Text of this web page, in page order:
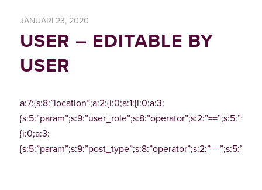
JANUARI 23, 2020
USER – EDITABLE BY
USER
a:7:{s:8:”location”;a:2:{i:0;a:1:{i:0;a:3:
{i:0;a:3: